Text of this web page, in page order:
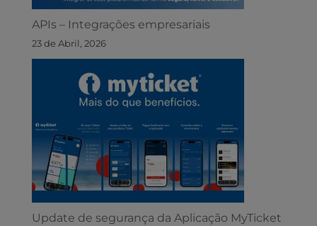
APIs – Integrações empresariais
23 de Abril, 2026
Update de segurança da Aplicação MyTicket